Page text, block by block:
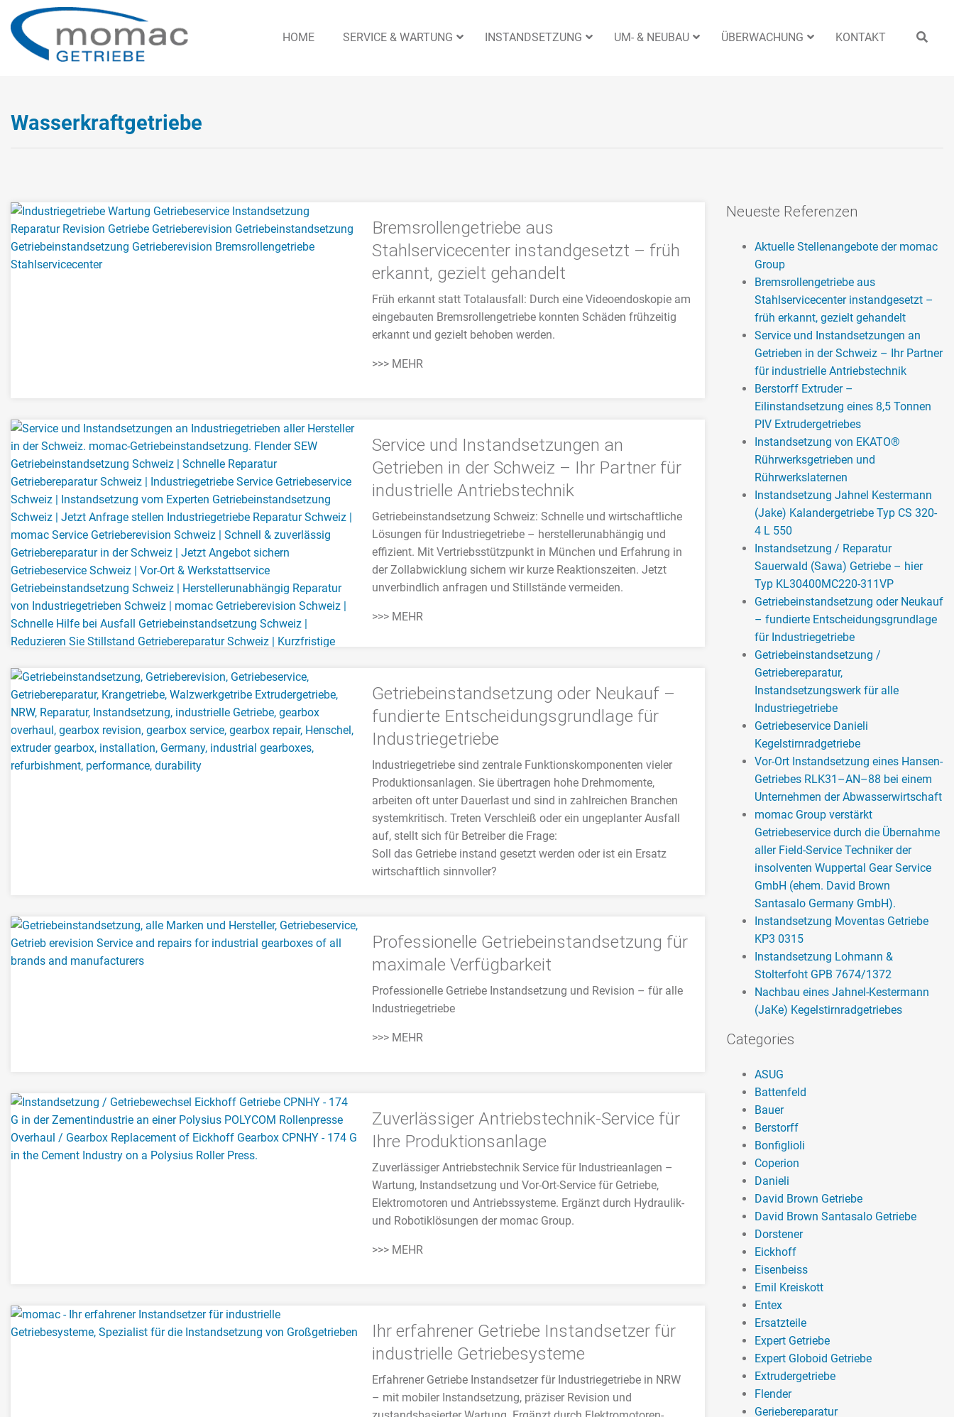
HOME SERVICE & WARTUNG INSTANDSETZUNG UM- & NEUBAU ÜBERWACHUNG KONTAKT
Wasserkraftgetriebe
Bremsrollengetriebe aus
Stahlservicecenter instandgesetzt – früh
erkannt, gezielt gehandelt
Früh erkannt statt Totalausfall: Durch eine Videoendoskopie am
eingebauten Bremsrollengetriebe konnten Schäden frühzeitig
erkannt und gezielt behoben werden.
>>> MEHR
Service und Instandsetzungen an
Getrieben in der Schweiz – Ihr Partner für
industrielle Antriebstechnik
Getriebeinstandsetzung Schweiz: Schnelle und wirtschaftliche
Lösungen für Industriegetriebe – herstellerunabhängig und
effizient. Mit Vertriebsstützpunkt in München und Erfahrung in
der Zollabwicklung sichern wir kurze Reaktionszeiten. Jetzt
unverbindlich anfragen und Stillstände vermeiden.
>>> MEHR
Getriebeinstandsetzung oder Neukauf –
fundierte Entscheidungsgrundlage für
Industriegetriebe
Industriegetriebe sind zentrale Funktionskomponenten vieler
Produktionsanlagen. Sie übertragen hohe Drehmomente,
arbeiten oft unter Dauerlast und sind in zahlreichen Branchen
systemkritisch. Treten Verschleiß oder ein ungeplanter Ausfall
auf, stellt sich für Betreiber die Frage:
Soll das Getriebe instand gesetzt werden oder ist ein Ersatz
wirtschaftlich sinnvoller?
Professionelle Getriebeinstandsetzung für
maximale Verfügbarkeit
Professionelle Getriebe Instandsetzung und Revision – für alle
Industriegetriebe
>>> MEHR
Zuverlässiger Antriebstechnik-Service für
Ihre Produktionsanlage
Zuverlässiger Antriebstechnik Service für Industrieanlagen –
Wartung, Instandsetzung und Vor-Ort-Service für Getriebe,
Elektromotoren und Antriebssysteme. Ergänzt durch Hydraulik-
und Robotiklösungen der momac Group.
>>> MEHR
Ihr erfahrener Getriebe Instandsetzer für
industrielle Getriebesysteme
Erfahrener Getriebe Instandsetzer für Industriegetriebe in NRW
– mit mobiler Instandsetzung, präziser Revision und
Neueste Referenzen
Aktuelle Stellenangebote der momac
Group
Bremsrollengetriebe aus
Stahlservicecenter instandgesetzt –
früh erkannt, gezielt gehandelt
Service und Instandsetzungen an
Getrieben in der Schweiz – Ihr Partner
für industrielle Antriebstechnik
Berstorff Extruder –
Eilinstandsetzung eines 8,5 Tonnen
PIV Extrudergetriebes
Instandsetzung von EKATO®
Rührwerksgetrieben und
Rührwerkslaternen
Instandsetzung Jahnel Kestermann
(Jake) Kalandergetriebe Typ CS 320-
4 L 550
Instandsetzung / Reparatur
Sauerwald (Sawa) Getriebe – hier
Typ KL30400MC220-311VP
Getriebeinstandsetzung oder Neukauf
– fundierte Entscheidungsgrundlage
für Industriegetriebe
Getriebeinstandsetzung /
Getriebereparatur,
Instandsetzungswerk für alle
Industriegetriebe
Getriebeservice Danieli
Kegelstirnradgetriebe
Vor-Ort Instandsetzung eines Hansen-
Getriebes RLK31–AN–88 bei einem
Unternehmen der Abwasserwirtschaft
momac Group verstärkt
Getriebeservice durch die Übernahme
aller Field-Service Techniker der
insolventen Wuppertal Gear Service
GmbH (ehem. David Brown
Santasalo Germany GmbH).
Instandsetzung Moventas Getriebe
KP3 0315
Instandsetzung Lohmann &
Stolterfoht GPB 7674/1372
Nachbau eines Jahnel-Kestermann
(JaKe) Kegelstirnradgetriebes
Categories
ASUG
Battenfeld
Bauer
Berstorff
Bonfiglioli
Coperion
Danieli
David Brown Getriebe
David Brown Santasalo Getriebe
Dorstener
Eickhoff
Eisenbeiss
Emil Kreiskott
Entex
Ersatzteile
Expert Getriebe
Expert Globoid Getriebe
Extrudergetriebe
Flender
Geriebereparatur